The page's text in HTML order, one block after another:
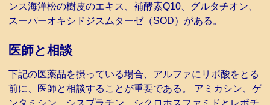
ンス海洋松の樹皮のエキス、補酵素Q10、グルタチオン、
スーパーオキシドジスムターゼ（SOD）がある。
医師と相談
下記の医薬品を摂っている場合、アルファにリポ酸をとる
前に、医師と相談することが重要である。 アミカシン、ゲ